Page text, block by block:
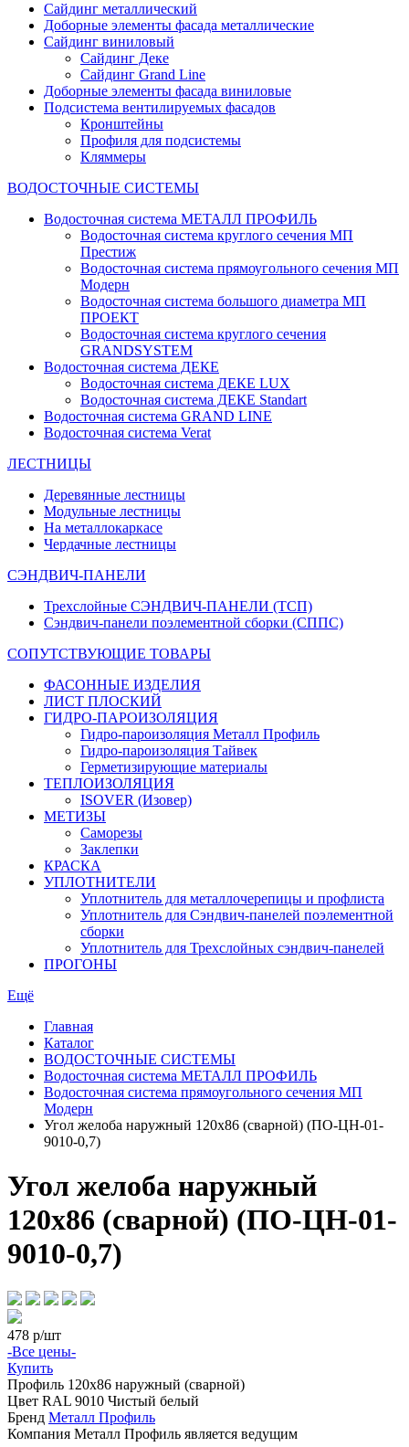
Сайдинг металлический
Доборные элементы фасада металлические
Сайдинг виниловый
Сайдинг Деке
Сайдинг Grand Line
Доборные элементы фасада виниловые
Подсистема вентилируемых фасадов
Кронштейны
Профиля для подсистемы
Кляммеры
ВОДОСТОЧНЫЕ СИСТЕМЫ
Водосточная система МЕТАЛЛ ПРОФИЛЬ
Водосточная система круглого сечения МП
Престиж
Водосточная система прямоугольного сечения МП
Модерн
Водосточная система большого диаметра МП
ПРОЕКТ
Водосточная система круглого сечения
GRANDSYSTEM
Водосточная система ДЕКЕ
Водосточная система ДЕКЕ LUX
Водосточная система ДЕКЕ Standart
Водосточная система GRAND LINE
Водосточная система Verat
ЛЕСТНИЦЫ
Деревянные лестницы
Модульные лестницы
На металлокаркасе
Чердачные лестницы
СЭНДВИЧ-ПАНЕЛИ
Трехслойные СЭНДВИЧ-ПАНЕЛИ (ТСП)
Сэндвич-панели поэлементной сборки (СППС)
СОПУТСТВУЮЩИЕ ТОВАРЫ
ФАСОННЫЕ ИЗДЕЛИЯ
ЛИСТ ПЛОСКИЙ
ГИДРО-ПАРОИЗОЛЯЦИЯ
Гидро-пароизоляция Металл Профиль
Гидро-пароизоляция Тайвек
Герметизирующие материалы
ТЕПЛОИЗОЛЯЦИЯ
ISOVER (Изовер)
МЕТИЗЫ
Саморезы
Заклепки
КРАСКА
УПЛОТНИТЕЛИ
Уплотнитель для металлочерепицы и профлиста
Уплотнитель для Сэндвич-панелей поэлементной
сборки
Уплотнитель для Трехслойных сэндвич-панелей
ПРОГОНЫ
Ещё
Главная
Каталог
ВОДОСТОЧНЫЕ СИСТЕМЫ
Водосточная система МЕТАЛЛ ПРОФИЛЬ
Водосточная система прямоугольного сечения МП
Модерн
Угол желоба наружный 120х86 (сварной) (ПО-ЦН-01-
9010-0,7)
Угол желоба наружный
120х86 (сварной) (ПО-ЦН-01-
9010-0,7)
478 р/шт
-Все цены-
Купить
Профиль 120х86 наружный (сварной)
Цвет RAL 9010 Чистый белый
Бренд Металл Профиль
Компания Металл Профиль является ведущим